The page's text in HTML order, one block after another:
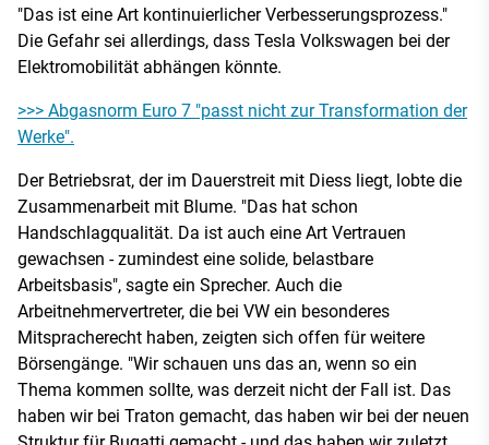
"Das ist eine Art kontinuierlicher Verbesserungsprozess."
Die Gefahr sei allerdings, dass Tesla Volkswagen bei der
Elektromobilität abhängen könnte.
>>> Abgasnorm Euro 7 "passt nicht zur Transformation der
Werke".
Der Betriebsrat, der im Dauerstreit mit Diess liegt, lobte die
Zusammenarbeit mit Blume. "Das hat schon
Handschlagqualität. Da ist auch eine Art Vertrauen
gewachsen - zumindest eine solide, belastbare
Arbeitsbasis", sagte ein Sprecher. Auch die
Arbeitnehmervertreter, die bei VW ein besonderes
Mitspracherecht haben, zeigten sich offen für weitere
Börsengänge. "Wir schauen uns das an, wenn so ein
Thema kommen sollte, was derzeit nicht der Fall ist. Das
haben wir bei Traton gemacht, das haben wir bei der neuen